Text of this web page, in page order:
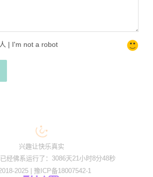
| I'm not a robot
兴趣让快乐真实
经佛系运行了：3086天21小时8分48秒
2025 | 豫ICP备18007542-1